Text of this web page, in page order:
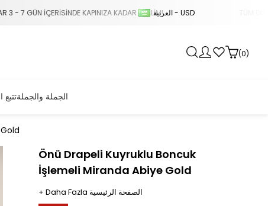
KADAR TESLİM! TÜM DÜNYA ÜLKELERİNE TÜM
العربية - USD
0
تتبعالجملة والجملة
Önü Drapeli Kuyruklu Boncuk
İşlemeli Miranda Abiye Gold
+ Daha Fazla الصفحة الرئيسية